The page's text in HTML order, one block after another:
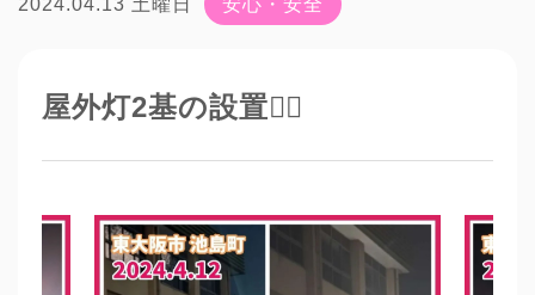
2024.04.13 土曜日 安心・安全
屋外灯2基の設置👷‍♂️